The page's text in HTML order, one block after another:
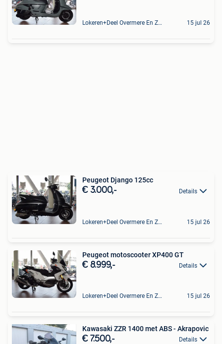
Lokeren+Deel Overmere En Zele 15 jul 26
Peugeot Django 125cc
€ 3.000,- Details
Lokeren+Deel Overmere En Zele 15 jul 26
Peugeot motoscooter XP400 GT
€ 8.999,- Details
Lokeren+Deel Overmere En Zele 15 jul 26
Kawasaki ZZR 1400 met ABS - Akrapovic
€ 7.500,- Details